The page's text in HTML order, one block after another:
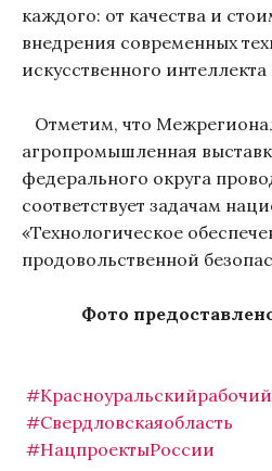
каждого: от качества и
внедрения современных
искусственного
Отметим, что
агропромышленная
федерального округа
соответствует задачам
«Технологическое
продовольственной
Фото
#Красноуральскийрабочий
#Свердловскаяобласть
#НацпроектыРоссии